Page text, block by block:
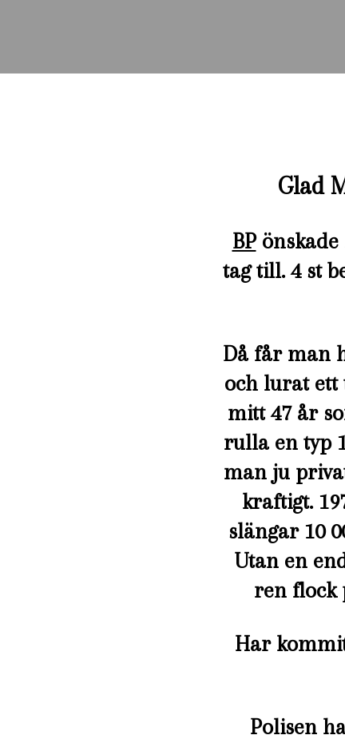
Glad
BPönskade
tag till. 4 st
Då får man
och lurat
mitt 47 år
rulla en typ
man ju
kraftigt.
slängar 10
Utan en
ren flock
Har
Polisen